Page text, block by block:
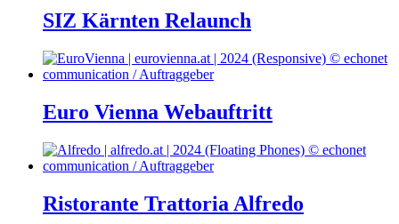
SIZ Kärnten Relaunch
Euro Vienna Webauftritt
Ristorante Trattoria Alfredo